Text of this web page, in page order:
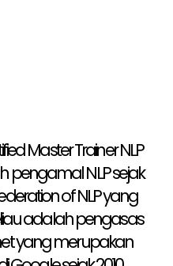
Master Trainer NLP
pengamal NLP sejak
of NLP yang
adalah pengasas
yang merupakan